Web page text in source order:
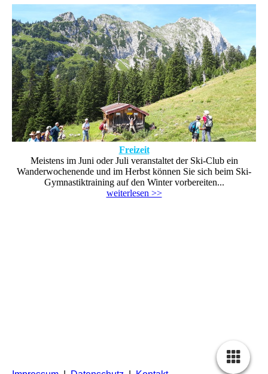
Freizeit
Meistens im Juni oder Juli veranstaltet der Ski-Club ein
Wanderwochenende und im Herbst können Sie sich beim Ski-
Gymnastiktraining auf den Winter vorbereiten...
weiterlesen >>